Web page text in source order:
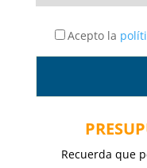
Acepto la
Recuerda que